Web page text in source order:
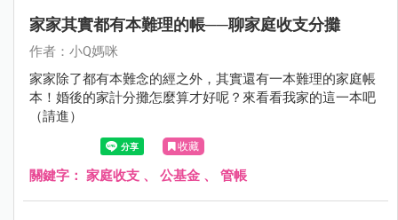
家家其實都有本難理的帳──聊家庭收支分攤
作者：小Q媽咪
家家除了都有本難念的經之外，其實還有一本難理的家庭帳
本！婚後的家計分攤怎麼算才好呢？來看看我家的這一本吧
（請進）
收藏
關鍵字： 家庭收支 、 公基金 、 管帳